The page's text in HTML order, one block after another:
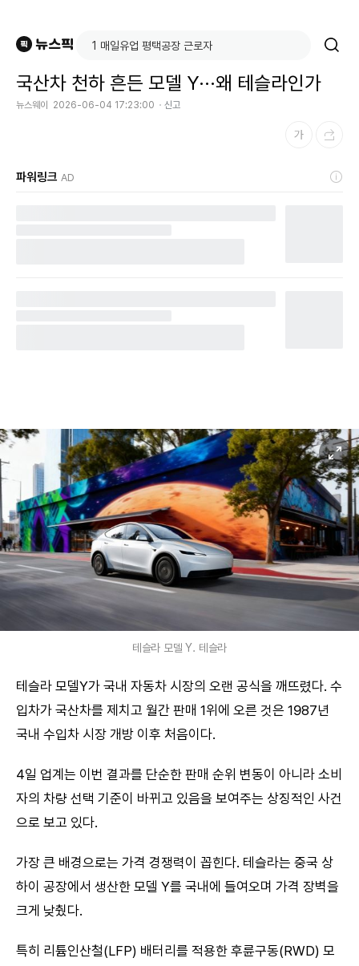
국산차 천하 흔든 모델 Y···왜 테슬라인가
뉴스웨이 2026-06-04 17:23:00 신고
파워링크 AD
테슬라 모델 Y. 테슬라
테슬라 모델Y가 국내 자동차 시장의 오랜 공식을 깨뜨렸다. 수
입차가 국산차를 제치고 월간 판매 1위에 오른 것은 1987년
국내 수입차 시장 개방 이후 처음이다.
4일 업계는 이번 결과를 단순한 판매 순위 변동이 아니라 소비
자의 차량 선택 기준이 바뀌고 있음을 보여주는 상징적인 사건
으로 보고 있다.
가장 큰 배경으로는 가격 경쟁력이 꼽힌다. 테슬라는 중국 상
하이 공장에서 생산한 모델 Y를 국내에 들여오며 가격 장벽을
크게 낮췄다.
특히 리튬인산철(LFP) 배터리를 적용한 후륜구동(RWD) 모